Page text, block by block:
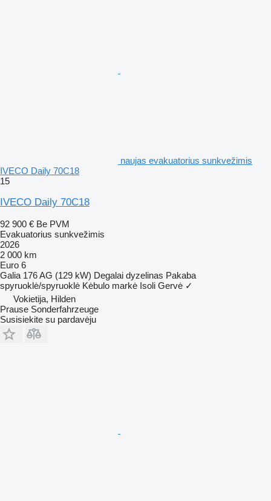
naujas evakuatorius sunkvežimis
IVECO Daily 70C18
15
IVECO Daily 70C18
92 900 € Be PVM
Evakuatorius sunkvežimis
2026
2 000 km
Euro 6
Galia 176 AG (129 kW) Degalai dyzelinas Pakaba
spyruoklė/spyruoklė Kėbulo markė Isoli Gervė ✓
Vokietija, Hilden
Prause Sonderfahrzeuge
Susisiekite su pardavėju